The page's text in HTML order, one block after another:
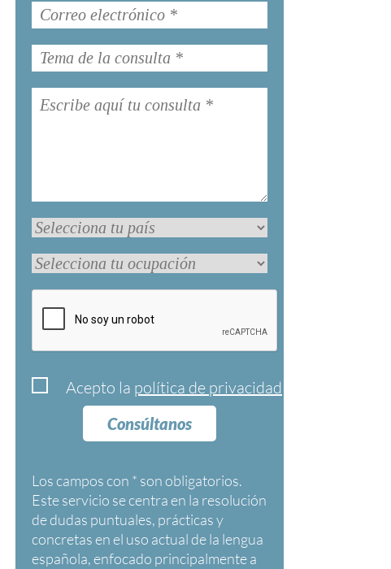
Acepto la política de privacidad
Consúltanos
Los campos con * son obligatorios